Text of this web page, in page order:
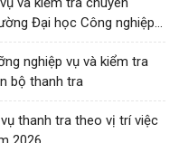
Đại học Công nghiệp
nghiệp vụ và kiểm tra
bộ thanh tra
thanh tra theo vị trí việc